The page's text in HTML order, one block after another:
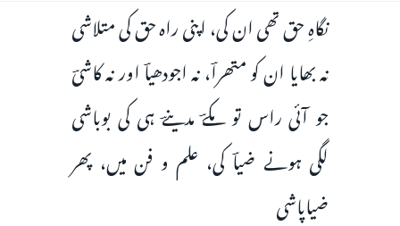
نگاہِ حق تھی ان کی، اپنی راہ حق کی متلاشی
نہ بھایا ان کو متھراؔ، نہ اجودھیاؔ اور نہ کاشیؔ
جو آئی راس تو مکےؔ مدینےؔ ہی کی بوباشی
لگی ہونے ضیاؔ کی، علم و فن میں، پھر
ضیاپاشی